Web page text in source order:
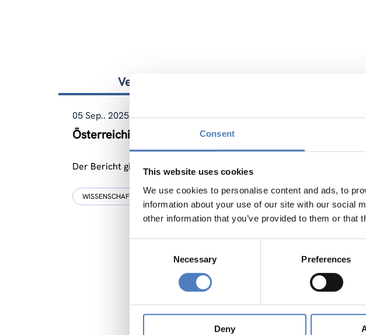
Consent
This website uses cookies
We use cookies to personalise content and ads, to
information about your use of our site with our social
other information that you’ve provided to them or that
Necessary Preferences
Deny
Verwandte Nachrichten
05 Sep.. 2025
Österreichischer Forschungs- und Technologiebericht
Der Bericht gibt einen Überblick über die Umsetzung von Forschung,
WISSENSCHAFTS-, TECHNOLOGIE- UND INNOVATIONSPOLITIK